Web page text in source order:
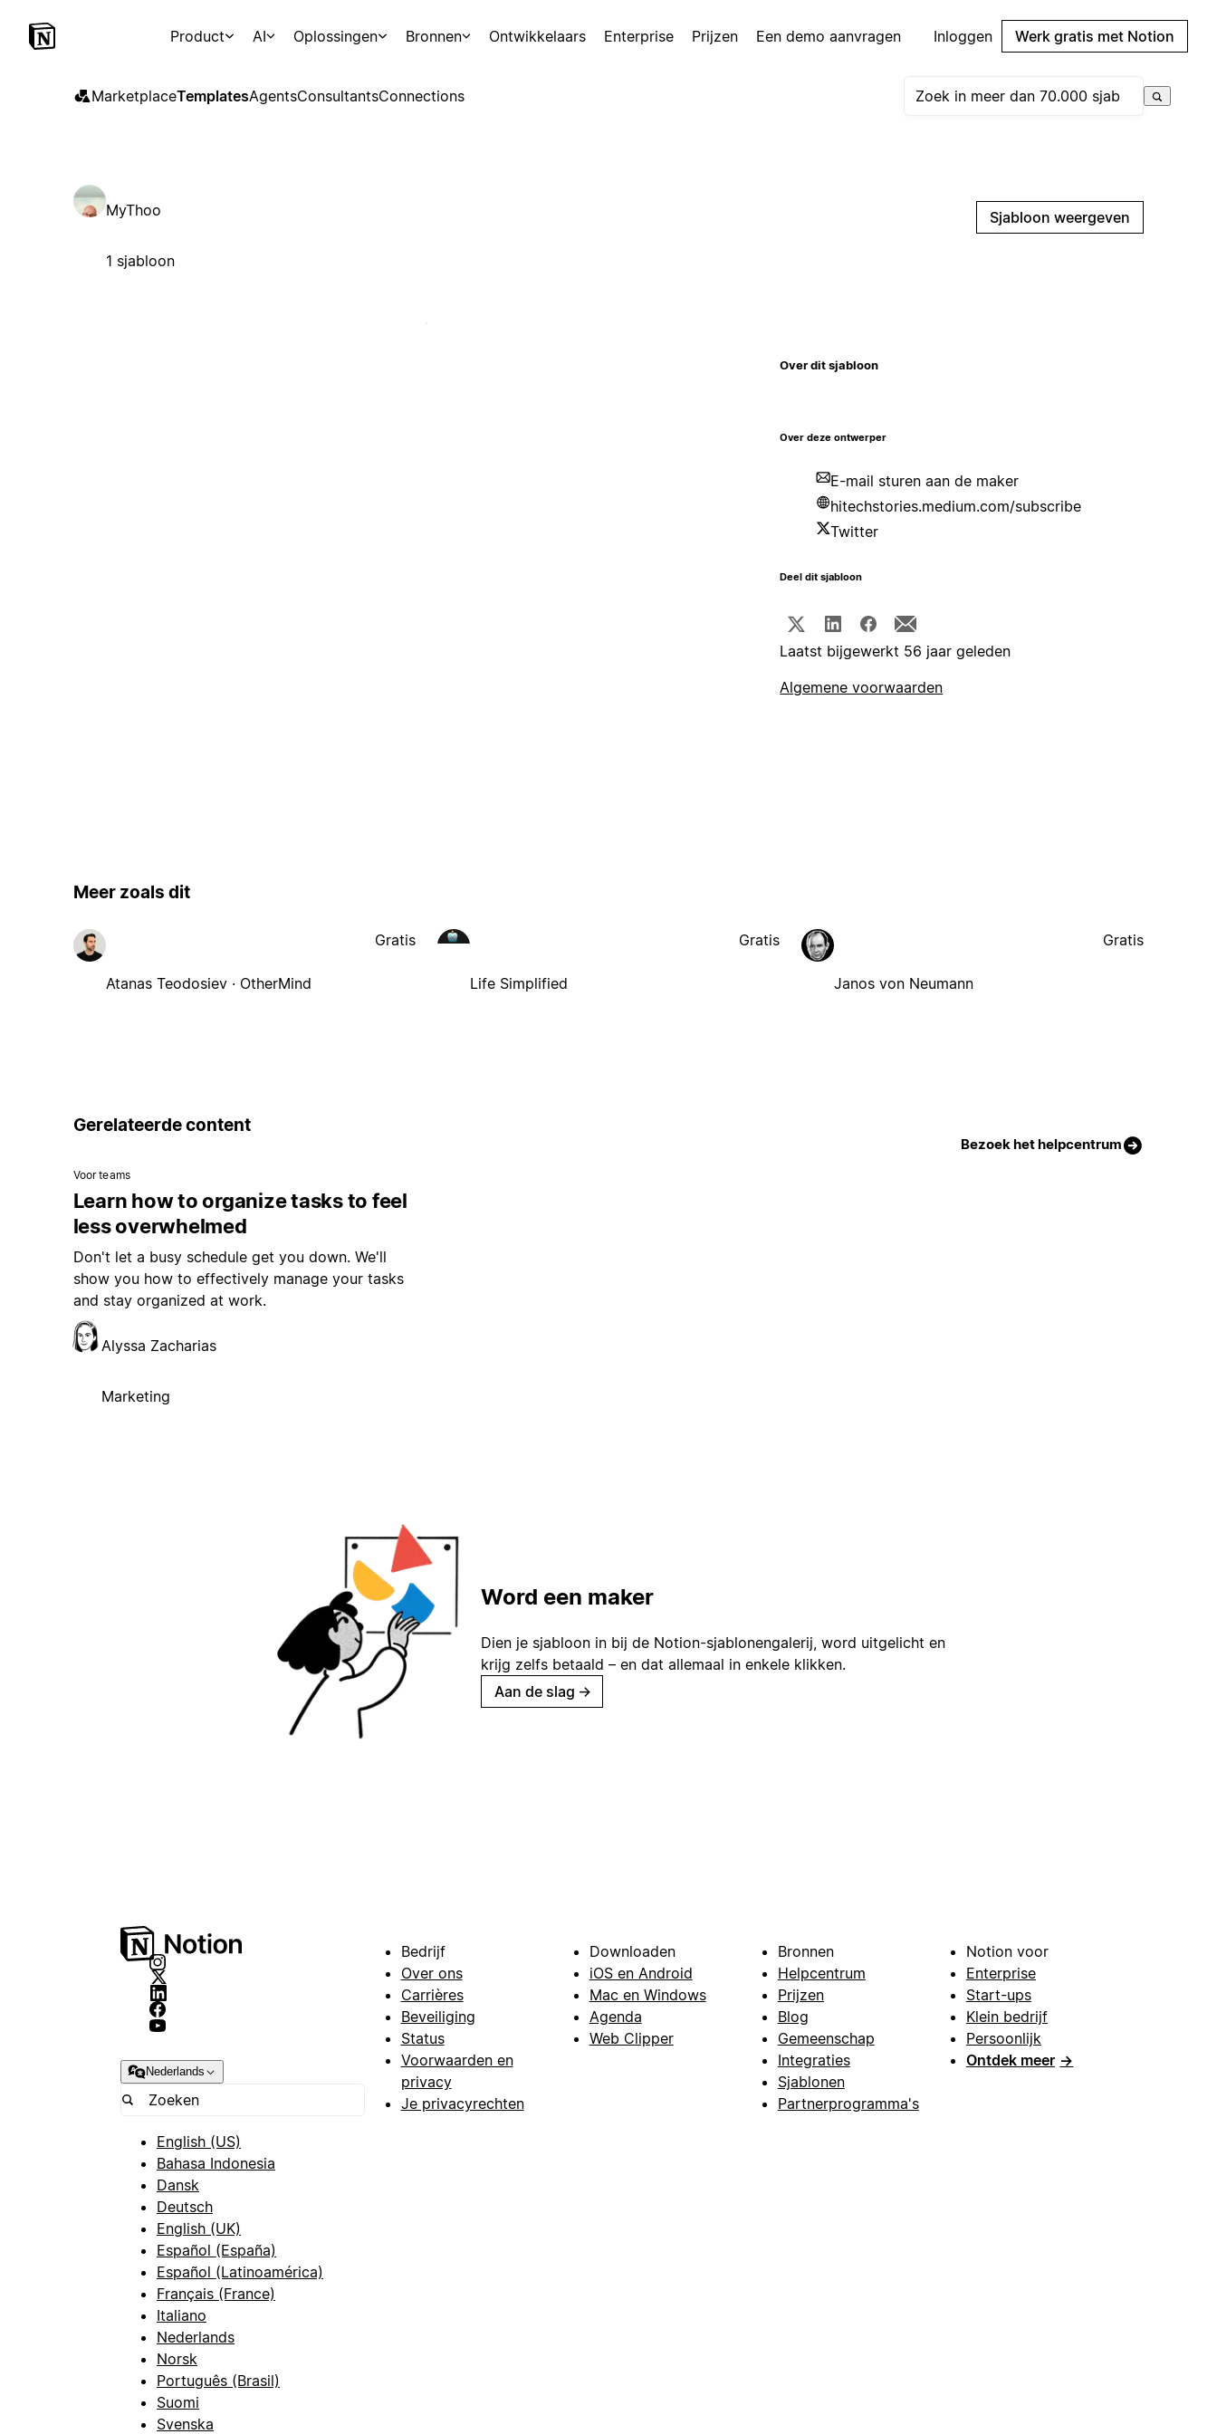
Product AI Oplossingen Bronnen Ontwikkelaars Enterprise Prijzen Een demo aanvragen Inloggen Werk gratis met Notion
MarketplaceTemplatesAgentsConsultantsConnections
MyThoo
1 sjabloon
Sjabloon weergeven
Over dit sjabloon
Over deze ontwerper
E-mail sturen aan de maker
hitechstories.medium.com/subscribe
Twitter
Deel dit sjabloon
Laatst bijgewerkt 56 jaar geleden
Algemene voorwaarden
Meer zoals dit
Atanas Teodosiev · OtherMind
Gratis
Life Simplified
Gratis
Janos von Neumann
Gratis
Gerelateerde content
Bezoek het helpcentrum
Voor teams
Learn how to organize tasks to feel
less overwhelmed
Don't let a busy schedule get you down. We'll
show you how to effectively manage your tasks
and stay organized at work.
Alyssa Zacharias
Marketing
Word een maker
Dien je sjabloon in bij de Notion-sjablonengalerij, word uitgelicht en
krijg zelfs betaald – en dat allemaal in enkele klikken.
Aan de slag →
Nederlands
English (US)
Bahasa Indonesia
Dansk
Deutsch
English (UK)
Español (España)
Español (Latinoamérica)
Français (France)
Italiano
Nederlands
Norsk
Português (Brasil)
Suomi
Svenska
Bedrijf
Over ons
Carrières
Beveiliging
Status
Voorwaarden en
privacy
Je privacyrechten
Downloaden
iOS en Android
Mac en Windows
Agenda
Web Clipper
Bronnen
Helpcentrum
Prijzen
Blog
Gemeenschap
Integraties
Sjablonen
Partnerprogramma's
Notion voor
Enterprise
Start-ups
Klein bedrijf
Persoonlijk
Ontdek meer →